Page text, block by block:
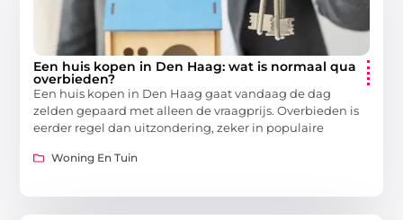
Een huis kopen in Den Haag: wat is normaal qua
overbieden?
Een huis kopen in Den Haag gaat vandaag de dag
zelden gepaard met alleen de vraagprijs. Overbieden is
eerder regel dan uitzondering, zeker in populaire
Woning En Tuin